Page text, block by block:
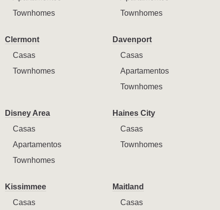
Townhomes
Townhomes
Clermont
Casas
Townhomes
Davenport
Casas
Apartamentos
Townhomes
Disney Area
Casas
Apartamentos
Townhomes
Haines City
Casas
Townhomes
Kissimmee
Casas
Maitland
Casas